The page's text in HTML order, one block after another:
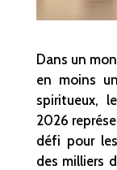
Dans un
en moins
spiritueux,
2026
défi pour
des milliers